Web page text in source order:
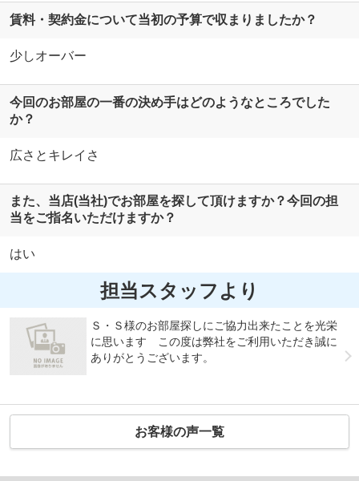
賃料・契約金について当初の予算で収まりましたか？
少しオーバー
今回のお部屋の一番の決め手はどのようなところでした
か？
広さとキレイさ
また、当店(当社)でお部屋を探して頂けますか？今回の担
当をご指名いただけますか？
はい
担当スタッフより
Ｓ・Ｓ様のお部屋探しにご協力出来たことを光栄
に思います この度は弊社をご利用いただき誠に
ありがとうございます。
お客様の声一覧